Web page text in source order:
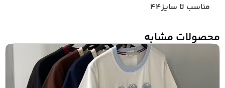
مناسب تا سایز۴۴
محصولات مشابه